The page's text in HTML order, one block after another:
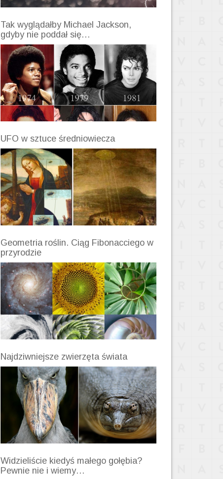
Tak wyglądałby Michael Jackson,
gdyby nie poddał się…
UFO w sztuce średniowiecza
Geometria roślin. Ciąg Fibonacciego w
przyrodzie
Najdziwniejsze zwierzęta świata
Widzieliście kiedyś małego gołębia?
Pewnie nie i wiemy…